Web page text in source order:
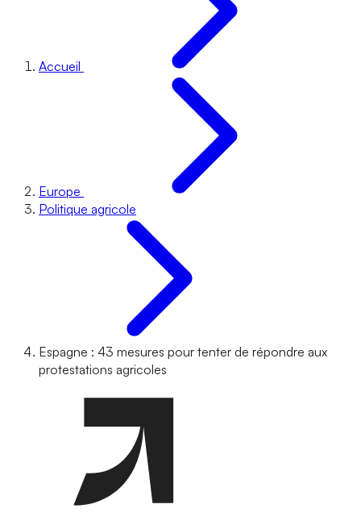
Accueil
Europe
Politique agricole
Espagne : 43 mesures pour tenter de répondre aux
protestations agricoles